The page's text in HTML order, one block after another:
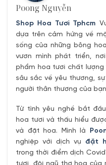
Poong Nguyễn
Shop Hoa Tươi Tphcm
dựa trên cảm hứng về
sống của những bông
vươn mình phát triển,
phẩm hoa tươi chất
sâu sắc về yêu thương,
người thân thương của
Từ tình yêu nghề bắt
hoa tươi và thấu hiểu
và đặt hoa. Mình là
nghiệp với dịch vụ đặt
trong thời điểm dịch